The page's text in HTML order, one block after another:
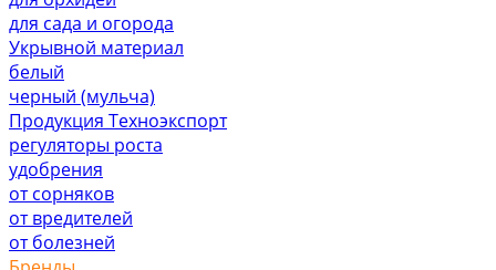
для сада и огорода
Укрывной материал
белый
черный (мульча)
Продукция Техноэкспорт
регуляторы роста
удобрения
от сорняков
от вредителей
от болезней